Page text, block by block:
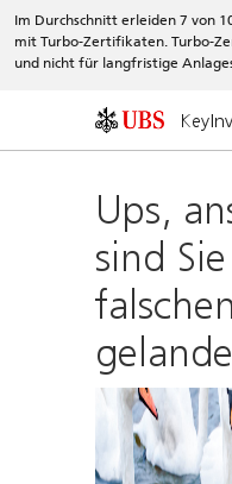
Im Durchschnitt erleiden 7 von
mit Turbo-Zertifikaten. Turbo-
und nicht für langfristige
Ups,
sind